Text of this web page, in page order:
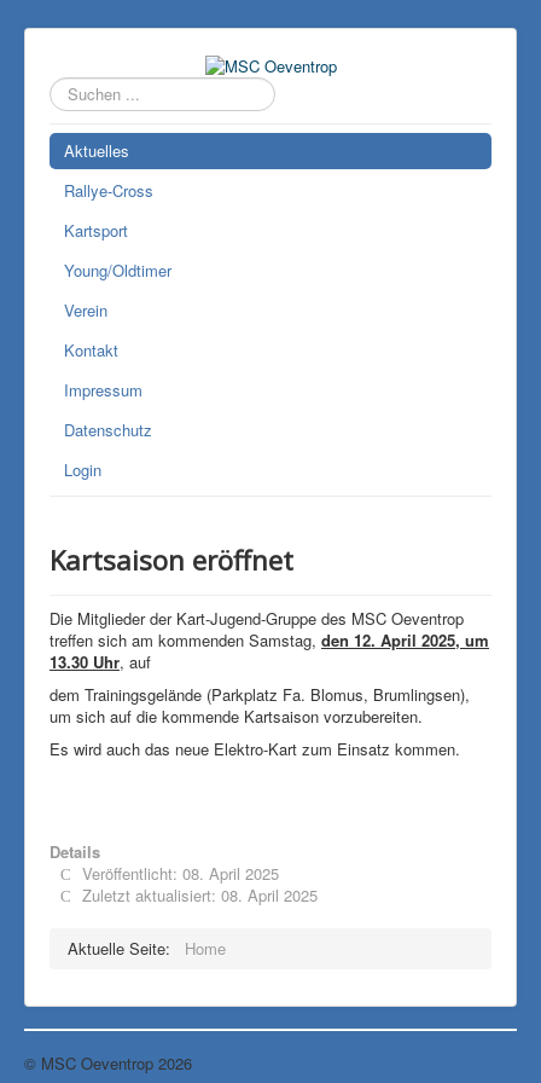
Suchen
...
Aktuelles
Rallye-Cross
Kartsport
Young/Oldtimer
Verein
Kontakt
Impressum
Datenschutz
Login
Kartsaison eröffnet
Die Mitglieder der Kart-Jugend-Gruppe des MSC Oeventrop
treffen sich am kommenden Samstag, den 12. April 2025, um
13.30 Uhr, auf
dem Trainingsgelände (Parkplatz Fa. Blomus, Brumlingsen),
um sich auf die kommende Kartsaison vorzubereiten.
Es wird auch das neue Elektro-Kart zum Einsatz kommen.
Details
Veröffentlicht: 08. April 2025
Zuletzt aktualisiert: 08. April 2025
Aktuelle Seite: Home
© MSC Oeventrop 2026